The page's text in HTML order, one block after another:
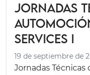
Jornadas
Services I
19 de septiembre de
Jornadas